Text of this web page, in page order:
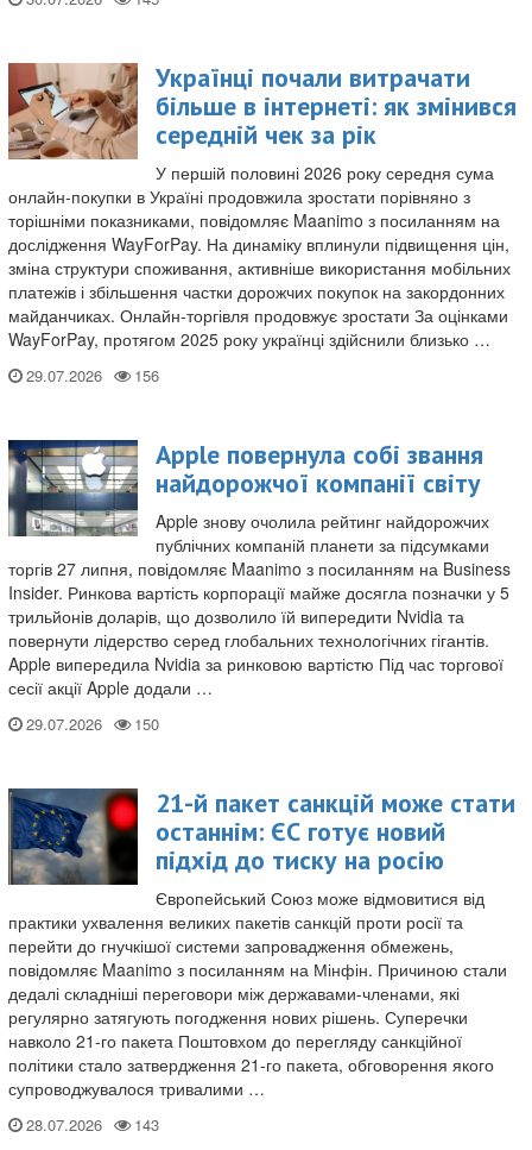
Українці почали витрачати
більше в інтернеті: як змінився
середній чек за рік
У першій половині 2026 року середня сума
онлайн-покупки в Україні продовжила зростати порівняно з
торішніми показниками, повідомляє Maanimo з посиланням на
дослідження WayForPay. На динаміку вплинули підвищення цін,
зміна структури споживання, активніше використання мобільних
платежів і збільшення частки дорожчих покупок на закордонних
майданчиках. Онлайн-торгівля продовжує зростати За оцінками
WayForPay, протягом 2025 року українці здійснили близько …
29.07.2026
Apple повернула собі звання
найдорожчої компанії світу
Apple знову очолила рейтинг найдорожчих
публічних компаній планети за підсумками
торгів 27 липня, повідомляє Maanimo з посиланням на Business
Insider. Ринкова вартість корпорації майже досягла позначки у 5
трильйонів доларів, що дозволило їй випередити Nvidia та
повернути лідерство серед глобальних технологічних гігантів.
Apple випередила Nvidia за ринковою вартістю Під час торгової
сесії акції Apple додали …
29.07.2026
21-й пакет санкцій може стати
останнім: ЄС готує новий
підхід до тиску на росію
Європейський Союз може відмовитися від
практики ухвалення великих пакетів санкцій проти росії та
перейти до гнучкішої системи запровадження обмежень,
повідомляє Maanimo з посиланням на Мінфін. Причиною стали
дедалі складніші переговори між державами-членами, які
регулярно затягують погодження нових рішень. Суперечки
навколо 21-го пакета Поштовхом до перегляду санкційної
політики стало затвердження 21-го пакета, обговорення якого
супроводжувалося тривалими …
28.07.2026